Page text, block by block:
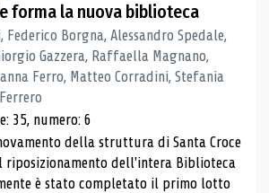
forma la nuova biblioteca
Borgna, Alessandro Spedale,
Gazzera, Raffaella Magnano,
Ferro, Matteo Corradini, Stefania
35, numero: 6
della struttura di Santa Croce
riposizionamento dell'intera Biblioteca
è stato completato il primo lotto